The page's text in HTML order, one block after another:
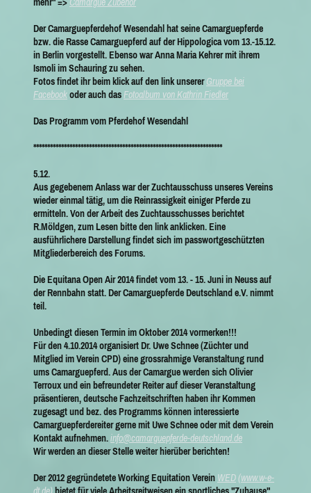
DerCamarguepferdehof Wesendahl hat seine Camarguepferde
bzw. die Rasse Camarguepferd auf der Hippologica vom 13.-15.12.
in Berlin vorgestellt. Ebenso war Anna Maria Kehrer mit ihrem
Ismoli im Schauring zu sehen.
Fotos findet ihr beim klick auf den link unserer Gruppe bei
Facebookoder auch das Fotoalbum von Kathrin Fiedler
Das Programm vom Pferdehof Wesendahl
********************************************************************
5.12.
Aus gegebenem Anlass war derZuchtausschussunseres Vereins
wieder einmal tätig, um die Reinrassigkeit einiger Pferde zu
ermitteln.Von der Arbeit des Zuchtausschusses berichtet
R.Möldgen, zum Lesen bitte den link anklicken. Eine
ausführlichere Darstellung findet sich im passwortgeschützten
Mitgliederbereich des Forums.
Die Equitana Open Air 2014findet vom 13. - 15. Juni in Neuss auf
der Rennbahn statt. Der Camarguepferde Deutschland e.V. nimmt
teil.
Unbedingt diesen Termin im Oktober 2014 vormerken!!!
Für den4.10.2014organisiertDr. Uwe Schnee(Züchter und
Mitglied im Verein CPD) eine grossrahmige Veranstaltung rund
ums Camarguepferd. Aus der Camargue werden sichOlivier
Terrouxund ein befreundeter Reiter auf dieser Veranstaltung
präsentieren, deutsche Fachzeitschriften haben ihr Kommen
zugesagt und bez. des Programms können interessierte
Camarguepferdereiter gerne mit Uwe Schnee oder mit dem Verein
Kontakt aufnehmen.info@camarguepferde-deutschland.de
Wir werden an dieser Stelle weiter hierüber berichten!
Der 2012 gegründeteteWorking EquitationVerein WED(www.w-e-